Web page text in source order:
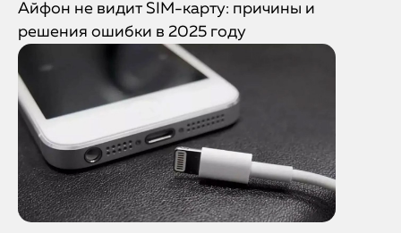
Айфон не видит SIM-карту: причины и
решения ошибки в 2025 году